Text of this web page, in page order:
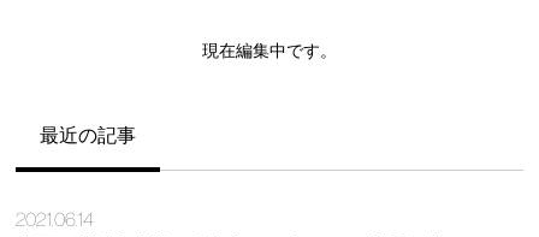
現在編集中です。
最近の記事
2021.06.14